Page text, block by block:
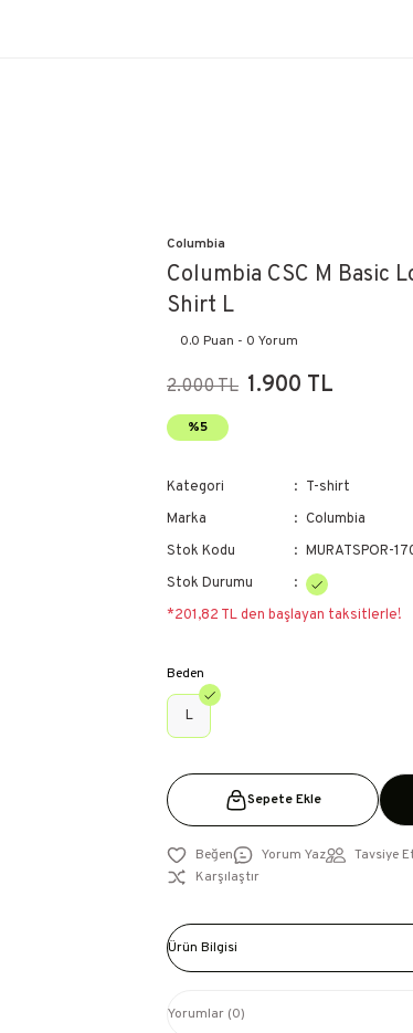
Columbia
Columbia CSC M Basic
Shirt L
0.0 Puan - 0 Yorum
2.000 TL 1.900 TL
%5
Kategori
T-shirt
Marka
Columbia
Stok Kodu
MURATSPOR-
Stok Durumu
*201,82 TL den başlayan taksitlerle!
Beden
L
Sepete Ekle
Yorum Yaz Tavsiye
Karşılaştır
Ürün Bilgisi
Yorumlar (0)